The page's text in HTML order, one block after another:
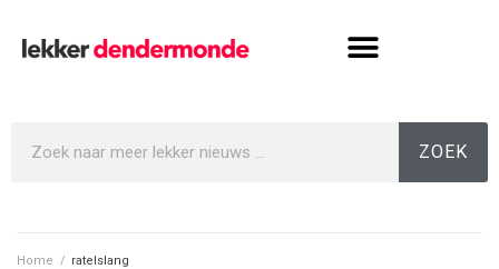
ZOEK
Home / ratelslang